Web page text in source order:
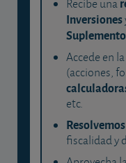
Recibe una
Inversiones
Accede en
(acciones,
etc.
fiscalidad y